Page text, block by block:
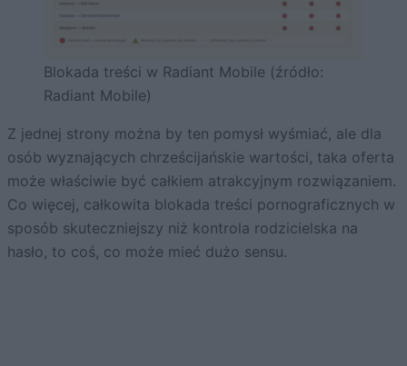
Blokada treści w Radiant Mobile (źródło:
Radiant Mobile)
Z jednej strony można by ten pomysł wyśmiać, ale dla
osób wyznających chrześcijańskie wartości, taka oferta
może właściwie być całkiem atrakcyjnym rozwiązaniem.
Co więcej, całkowita blokada treści pornograficznych w
sposób skuteczniejszy niż kontrola rodzicielska na
hasło, to coś, co może mieć dużo sensu.